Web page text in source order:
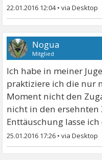
22.01.2016 12:04•
Nogua
Mitglied
Ich habe in meiner
praktiziere ich die nur
Moment nicht den
nicht in den
Enttäuschung lasse
25.01.2016 17:26 •